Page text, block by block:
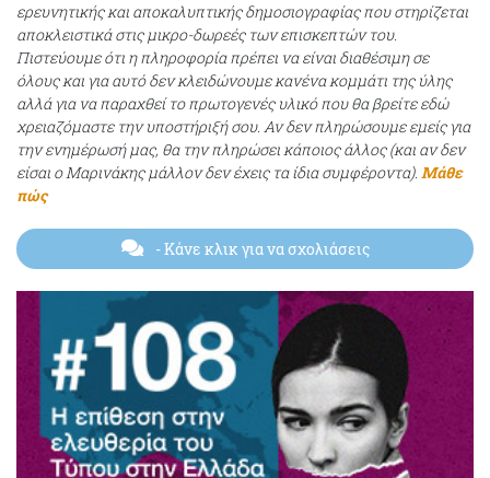
ερευνητικής και αποκαλυπτικής δημοσιογραφίας που στηρίζεται
αποκλειστικά στις μικρο-δωρεές των επισκεπτών του.
Πιστεύουμε ότι η πληροφορία πρέπει να είναι διαθέσιμη σε
όλους και για αυτό δεν κλειδώνουμε κανένα κομμάτι της ύλης
αλλά για να παραχθεί το πρωτογενές υλικό που θα βρείτε εδώ
χρειαζόμαστε την υποστήριξή σου. Αν δεν πληρώσουμε εμείς για
την ενημέρωσή μας, θα την πληρώσει κάποιος άλλος (και αν δεν
είσαι ο Μαρινάκης μάλλον δεν έχεις τα ίδια συμφέροντα). Μάθε
πώς
- Κάνε κλικ για να σχολιάσεις